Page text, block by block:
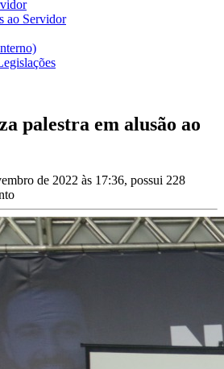
ao Servidor
palestra em alusão ao
de 2022 às 17:36, possui 228